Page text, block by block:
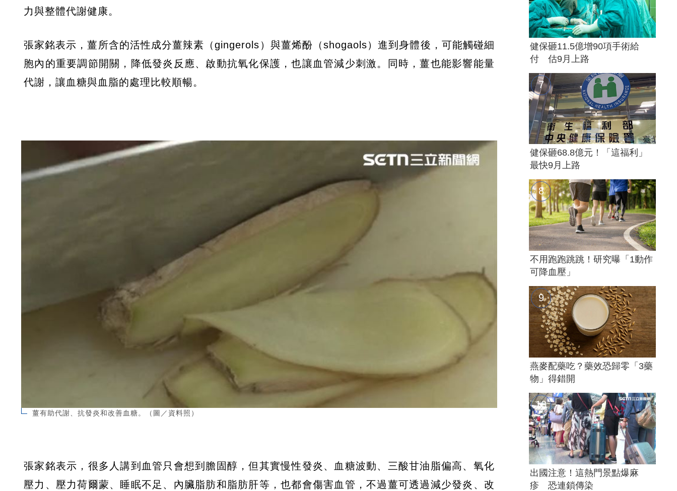
力與整體代謝健康。
張家銘表示，薑所含的活性成分薑辣素（gingerols）與薑烯酚（shogaols）進到身體後，可能觸碰細
胞內的重要調節開關，降低發炎反應、啟動抗氧化保護，也讓血管減少刺激。同時，薑也能影響能量
代謝，讓血糖與血脂的處理比較順暢。
薑有助代謝、抗發炎和改善血糖。（圖／資料照）
張家銘表示，很多人講到血管只會想到膽固醇，但其實慢性發炎、血糖波動、三酸甘油脂偏高、氧化
壓力、壓力荷爾蒙、睡眠不足、內臟脂肪和脂肪肝等，也都會傷害血管，不過薑可透過減少發炎、改
健保砸11.5億增90項手術給
付 估9月上路
健保砸68.8億元！「這福利」
最快9月上路
不用跑跑跳跳！研究曝「1動作
可降血壓」
燕麥配藥吃？藥效恐歸零「3藥
物」得錯開
出國注意！這熱門景點爆麻
疹 恐連鎖傳染